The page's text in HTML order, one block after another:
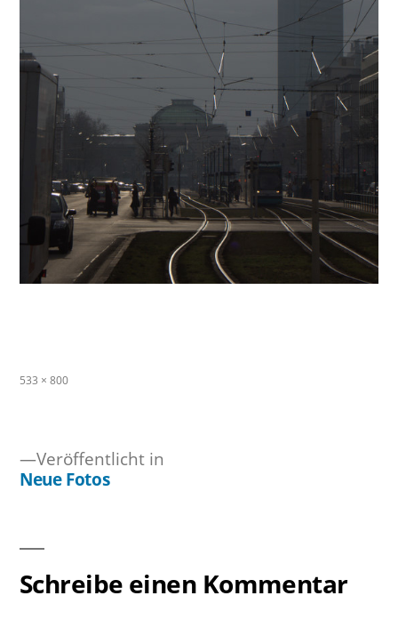
Originalgröße
533 × 800
Veröffentlicht in
Neue Fotos
Schreibe einen Kommentar